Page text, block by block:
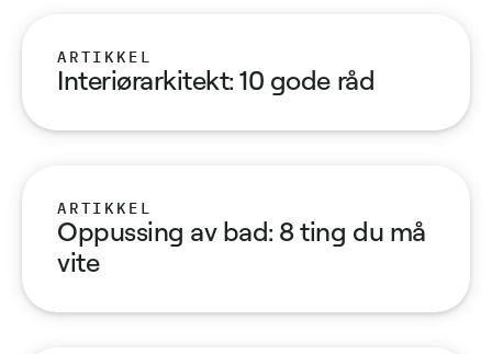
ARTIKKEL
Interiørarkitekt: 10 gode råd
ARTIKKEL
Oppussing av bad: 8 ting du må
vite